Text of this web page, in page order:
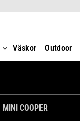
Väskor Outdoor
MINI COOPER